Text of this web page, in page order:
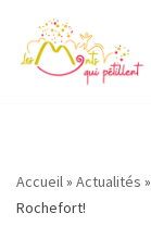
Aller
Accueil» Actualités »
Rochefort!